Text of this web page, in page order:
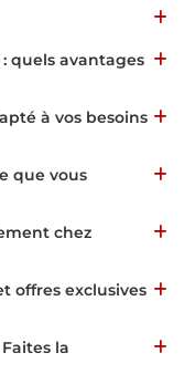
quels avantages
à vos besoins
que vous
chez
offres exclusives
la